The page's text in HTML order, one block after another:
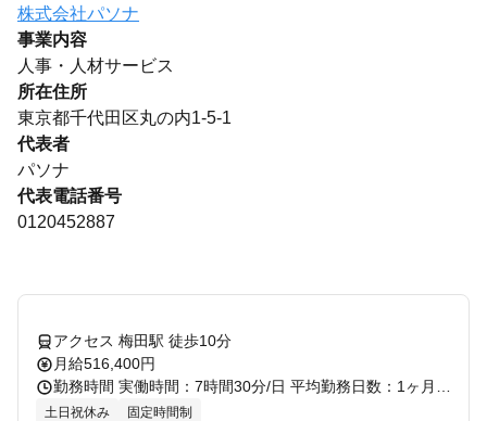
株式会社パソナ
事業内容
人事・人材サービス
所在住所
東京都千代田区丸の内1-5-1
代表者
パソナ
代表電話番号
0120452887
アクセス 梅田駅 徒歩10分
月給516,400円
土日祝休み 固定時間制